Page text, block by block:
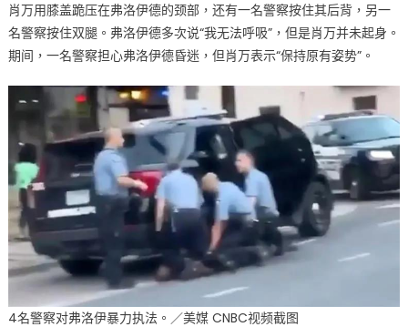
肖万用膝盖跪压在弗洛伊德的颈部，还有一名警察按住其后背，另一
名警察按住双腿。弗洛伊德多次说“我无法呼吸”，但是肖万并未起身。
期间，一名警察担心弗洛伊德昏迷，但肖万表示“保持原有姿势”。
4名警察对弗洛伊暴力执法。／美媒 CNBC视频截图